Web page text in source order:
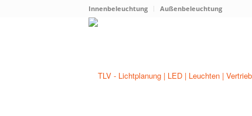
Innenbeleuchtung Außenbeleuchtung